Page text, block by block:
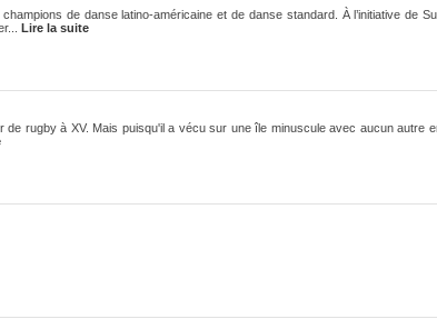
de danse latino-américaine et de danse standard. À l’initiative de
Lire la suite
de rugby à XV. Mais puisqu'il a vécu sur une île minuscule avec aucun autre